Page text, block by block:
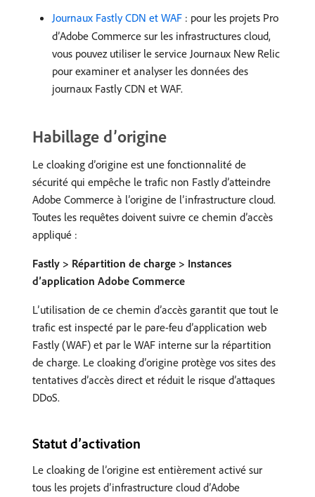
Journaux Fastly CDN et WAF : pour les projets Pro
d’Adobe Commerce sur les infrastructures cloud,
vous pouvez utiliser le service Journaux New Relic
pour examiner et analyser les données des
journaux Fastly CDN et WAF.
Habillage d’origine
Le cloaking d’origine est une fonctionnalité de
sécurité qui empêche le trafic non Fastly d’atteindre
Adobe Commerce à l’origine de l’infrastructure cloud.
Toutes les requêtes doivent suivre ce chemin d’accès
appliqué :
Fastly > Répartition de charge > Instances
d’application Adobe Commerce
L’utilisation de ce chemin d’accès garantit que tout le
trafic est inspecté par le pare-feu d’application web
Fastly (WAF) et par le WAF interne sur la répartition
de charge. Le cloaking d’origine protège vos sites des
tentatives d’accès direct et réduit le risque d’attaques
DDoS.
Statut d’activation
Le cloaking de l’origine est entièrement activé sur
tous les projets d’infrastructure cloud d’Adobe